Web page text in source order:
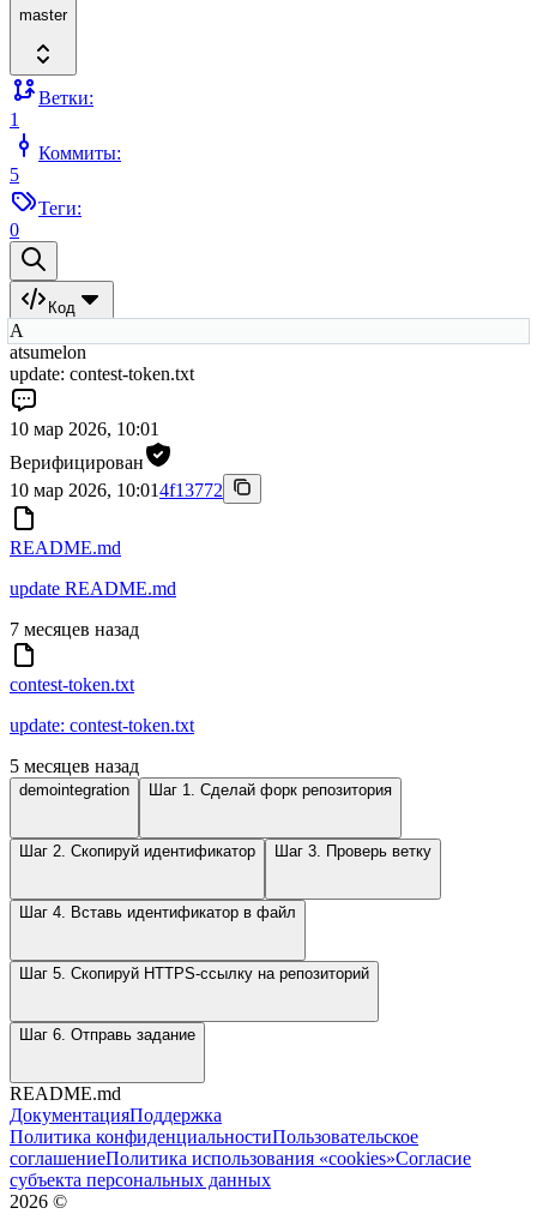
master
Ветки:
1
Коммиты:
5
Теги:
0
Код
A
atsumelon
update: contest-token.txt
10 мар 2026, 10:01
Верифицирован
10 мар 2026, 10:014f13772
README.md
update README.md
7 месяцев назад
contest-token.txt
update: contest-token.txt
5 месяцев назад
demointegration Шаг 1. Сделай форк репозитория
Шаг 2. Скопируй идентификатор Шаг 3. Проверь ветку
Шаг 4. Вставь идентификатор в файл
Шаг 5. Скопируй HTTPS-ссылку на репозиторий
Шаг 6. Отправь задание
README.md
ДокументацияПоддержка
Политика конфиденциальностиПользовательское
соглашениеПолитика использования «cookies»Согласие
субъекта персональных данных
2026 ©